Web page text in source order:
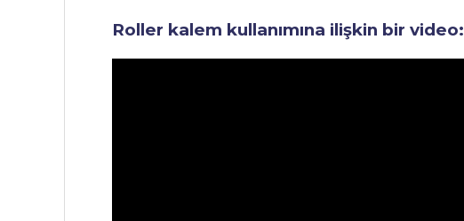
Roller kalem kullanımına ilişkin bir video: